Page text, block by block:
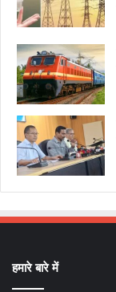
हमारे बारे में